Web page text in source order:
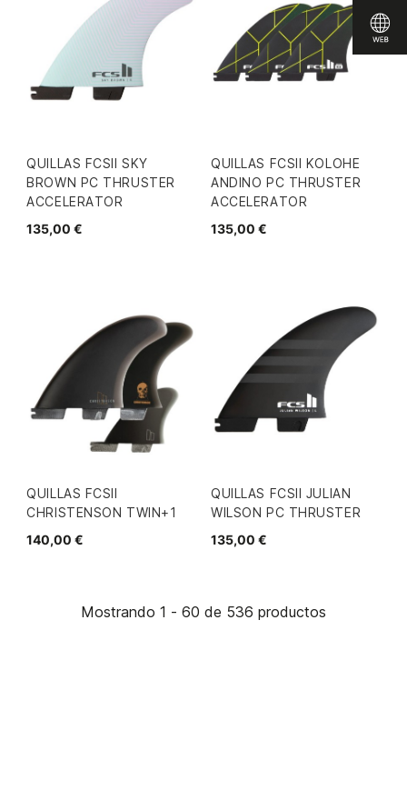
QUILLAS FCSII SKY
BROWN PC THRUSTER
ACCELERATOR
135,00 €
QUILLAS FCSII KOLOHE
ANDINO PC THRUSTER
ACCELERATOR
135,00 €
QUILLAS FCSII
CHRISTENSON TWIN+1
140,00 €
QUILLAS FCSII JULIAN
WILSON PC THRUSTER
135,00 €
Mostrando 1 - 60 de 536 productos